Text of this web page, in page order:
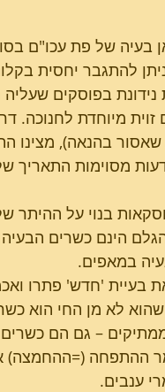
בעיה של פת עכו"ם
להתגבר יחסית
בפוסקים שעליה
זוית מיוחדת
שאסור בהנאה), מצינו
מסוימות התאריך
בנוי על
הינם כשרים
במאפים.
בעיית 'חדש' פתרו
לא מן החי הוא
– גם הם כשרים
ההתפחה (=ההחמצה)
ענבים.
בשלח